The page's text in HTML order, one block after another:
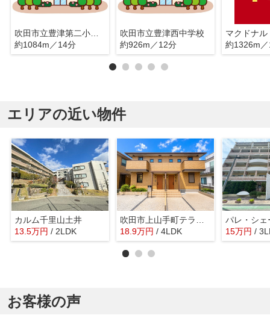
吹田市立豊津第二小学校
約1084m／14分
吹田市立豊津西中学校
約926m／12分
約1326m
エリアの近い物件
カルム千里山土井
13.5万円 / 2LDK
吹田市上山手町テラスハウス
18.9万円 / 4LDK 15万円 /
お客様の声